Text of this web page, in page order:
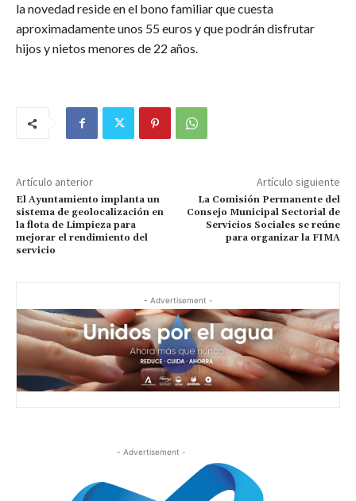
la novedad reside en el bono familiar que cuesta
aproximadamente unos 55 euros y que podrán disfrutar
hijos y nietos menores de 22 años.
Artículo anterior
El Ayuntamiento implanta un
sistema de geolocalización en
la flota de Limpieza para
mejorar el rendimiento del
servicio
Artículo siguiente
La Comisión Permanente del
Consejo Municipal Sectorial de
Servicios Sociales se reúne
para organizar la FIMA
- Advertisement -
- Advertisement -